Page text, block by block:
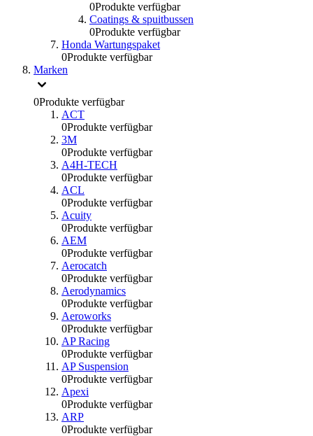
0Produkte verfügbar
Coatings & spuitbussen
0Produkte verfügbar
Honda Wartungspaket
0Produkte verfügbar
Marken
0Produkte verfügbar
ACT
0Produkte verfügbar
3M
0Produkte verfügbar
A4H-TECH
0Produkte verfügbar
ACL
0Produkte verfügbar
Acuity
0Produkte verfügbar
AEM
0Produkte verfügbar
Aerocatch
0Produkte verfügbar
Aerodynamics
0Produkte verfügbar
Aeroworks
0Produkte verfügbar
AP Racing
0Produkte verfügbar
AP Suspension
0Produkte verfügbar
Apexi
0Produkte verfügbar
ARP
0Produkte verfügbar